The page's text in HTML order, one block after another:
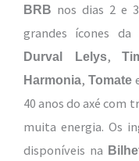
BRB nos dias 2 e
grandes ícones
Durval Lelys,
Harmonia, Tomate
40 anos do axé com
muita energia. Os
disponíveis na